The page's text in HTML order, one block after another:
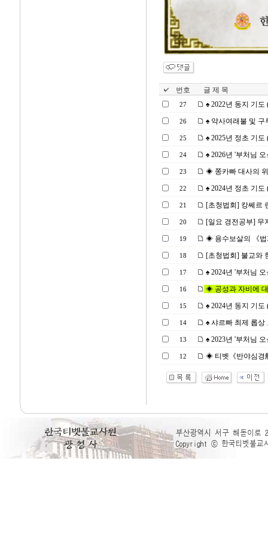
번호 글 제 목
27 ♠ 2022년 동지 기도
26 ♠ 약사여래불 및 구
25 ♠ 2025년 정초 기도
24 ♠ 2026년 '부처님
23 ◈ 쫑카빠 대사의 위
22 ♠ 2024년 정초 기도
21 [초청법회] 캉쎄르
20 [일요 경전공부] 무
19 ◈ 용수보살의 《법
18 [초청법회] 불교와
17 ♠ 2024년 '부처님
16 ◈ 공성과 자비에 대
15 ♠ 2024년 동지 기도
14 ♠ 샤르빠 최제 롭상
13 ♠ 2023년 '부처님
12 ◈ 티벳《반야심경